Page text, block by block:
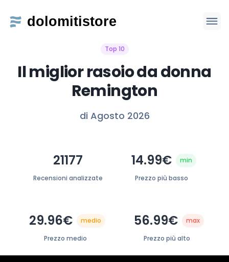
Top 10
Il miglior rasoio da donna
Remington
di Agosto 2026
21177
Recensioni analizzate
14.99€ min
Prezzo più basso
29.96€ medio
Prezzo medio
56.99€ max
Prezzo più alto